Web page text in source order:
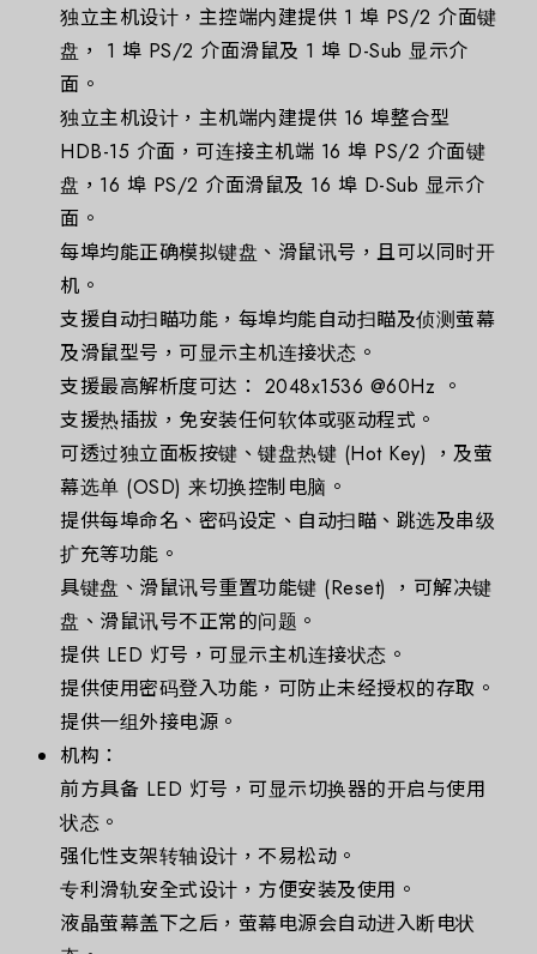
独立主机设计，主控端内建提供 1 埠 PS/2 介面键
盘， 1 埠 PS/2 介面滑鼠及 1 埠 D-Sub 显示介
面。
独立主机设计，主机端内建提供 16 埠整合型
HDB-15 介面，可连接主机端 16 埠 PS/2 介面键
盘，16 埠 PS/2 介面滑鼠及 16 埠 D-Sub 显示介
面。
每埠均能正确模拟键盘、滑鼠讯号，且可以同时开
机。
支援自动扫瞄功能，每埠均能自动扫瞄及侦测萤幕
及滑鼠型号，可显示主机连接状态。
支援最高解析度可达： 2048x1536 @60Hz 。
支援热插拔，免安装任何软体或驱动程式。
可透过独立面板按键、键盘热键 (Hot Key) ，及萤
幕选单 (OSD) 来切换控制电脑。
提供每埠命名、密码设定、自动扫瞄、跳选及串级
扩充等功能。
具键盘、滑鼠讯号重置功能键 (Reset) ，可解决键
盘、滑鼠讯号不正常的问题。
提供 LED 灯号，可显示主机连接状态。
提供使用密码登入功能，可防止未经授权的存取。
提供一组外接电源。
机构：
前方具备 LED 灯号，可显示切换器的开启与使用
状态。
强化性支架转轴设计，不易松动。
专利滑轨安全式设计，方便安装及使用。
液晶萤幕盖下之后，萤幕电源会自动进入断电状